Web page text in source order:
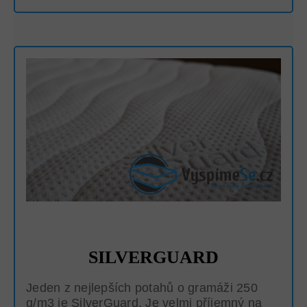
SILVERGUARD
Jeden z nejlepších potahů o gramáži 250
g/m3 je SilverGuard. Je velmi příjemný na